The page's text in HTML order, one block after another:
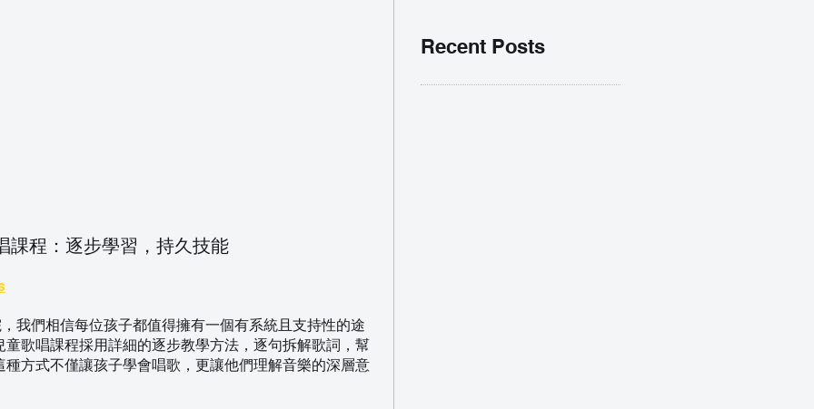
課程：逐步學習，持久技能
我們相信每位孩子都值得擁有一個有系統且支持性的途
歌唱課程採用詳細的逐步教學方法，逐句拆解歌詞，幫
方式不僅讓孩子學會唱歌，更讓他們理解音樂的深層意
Recent Posts